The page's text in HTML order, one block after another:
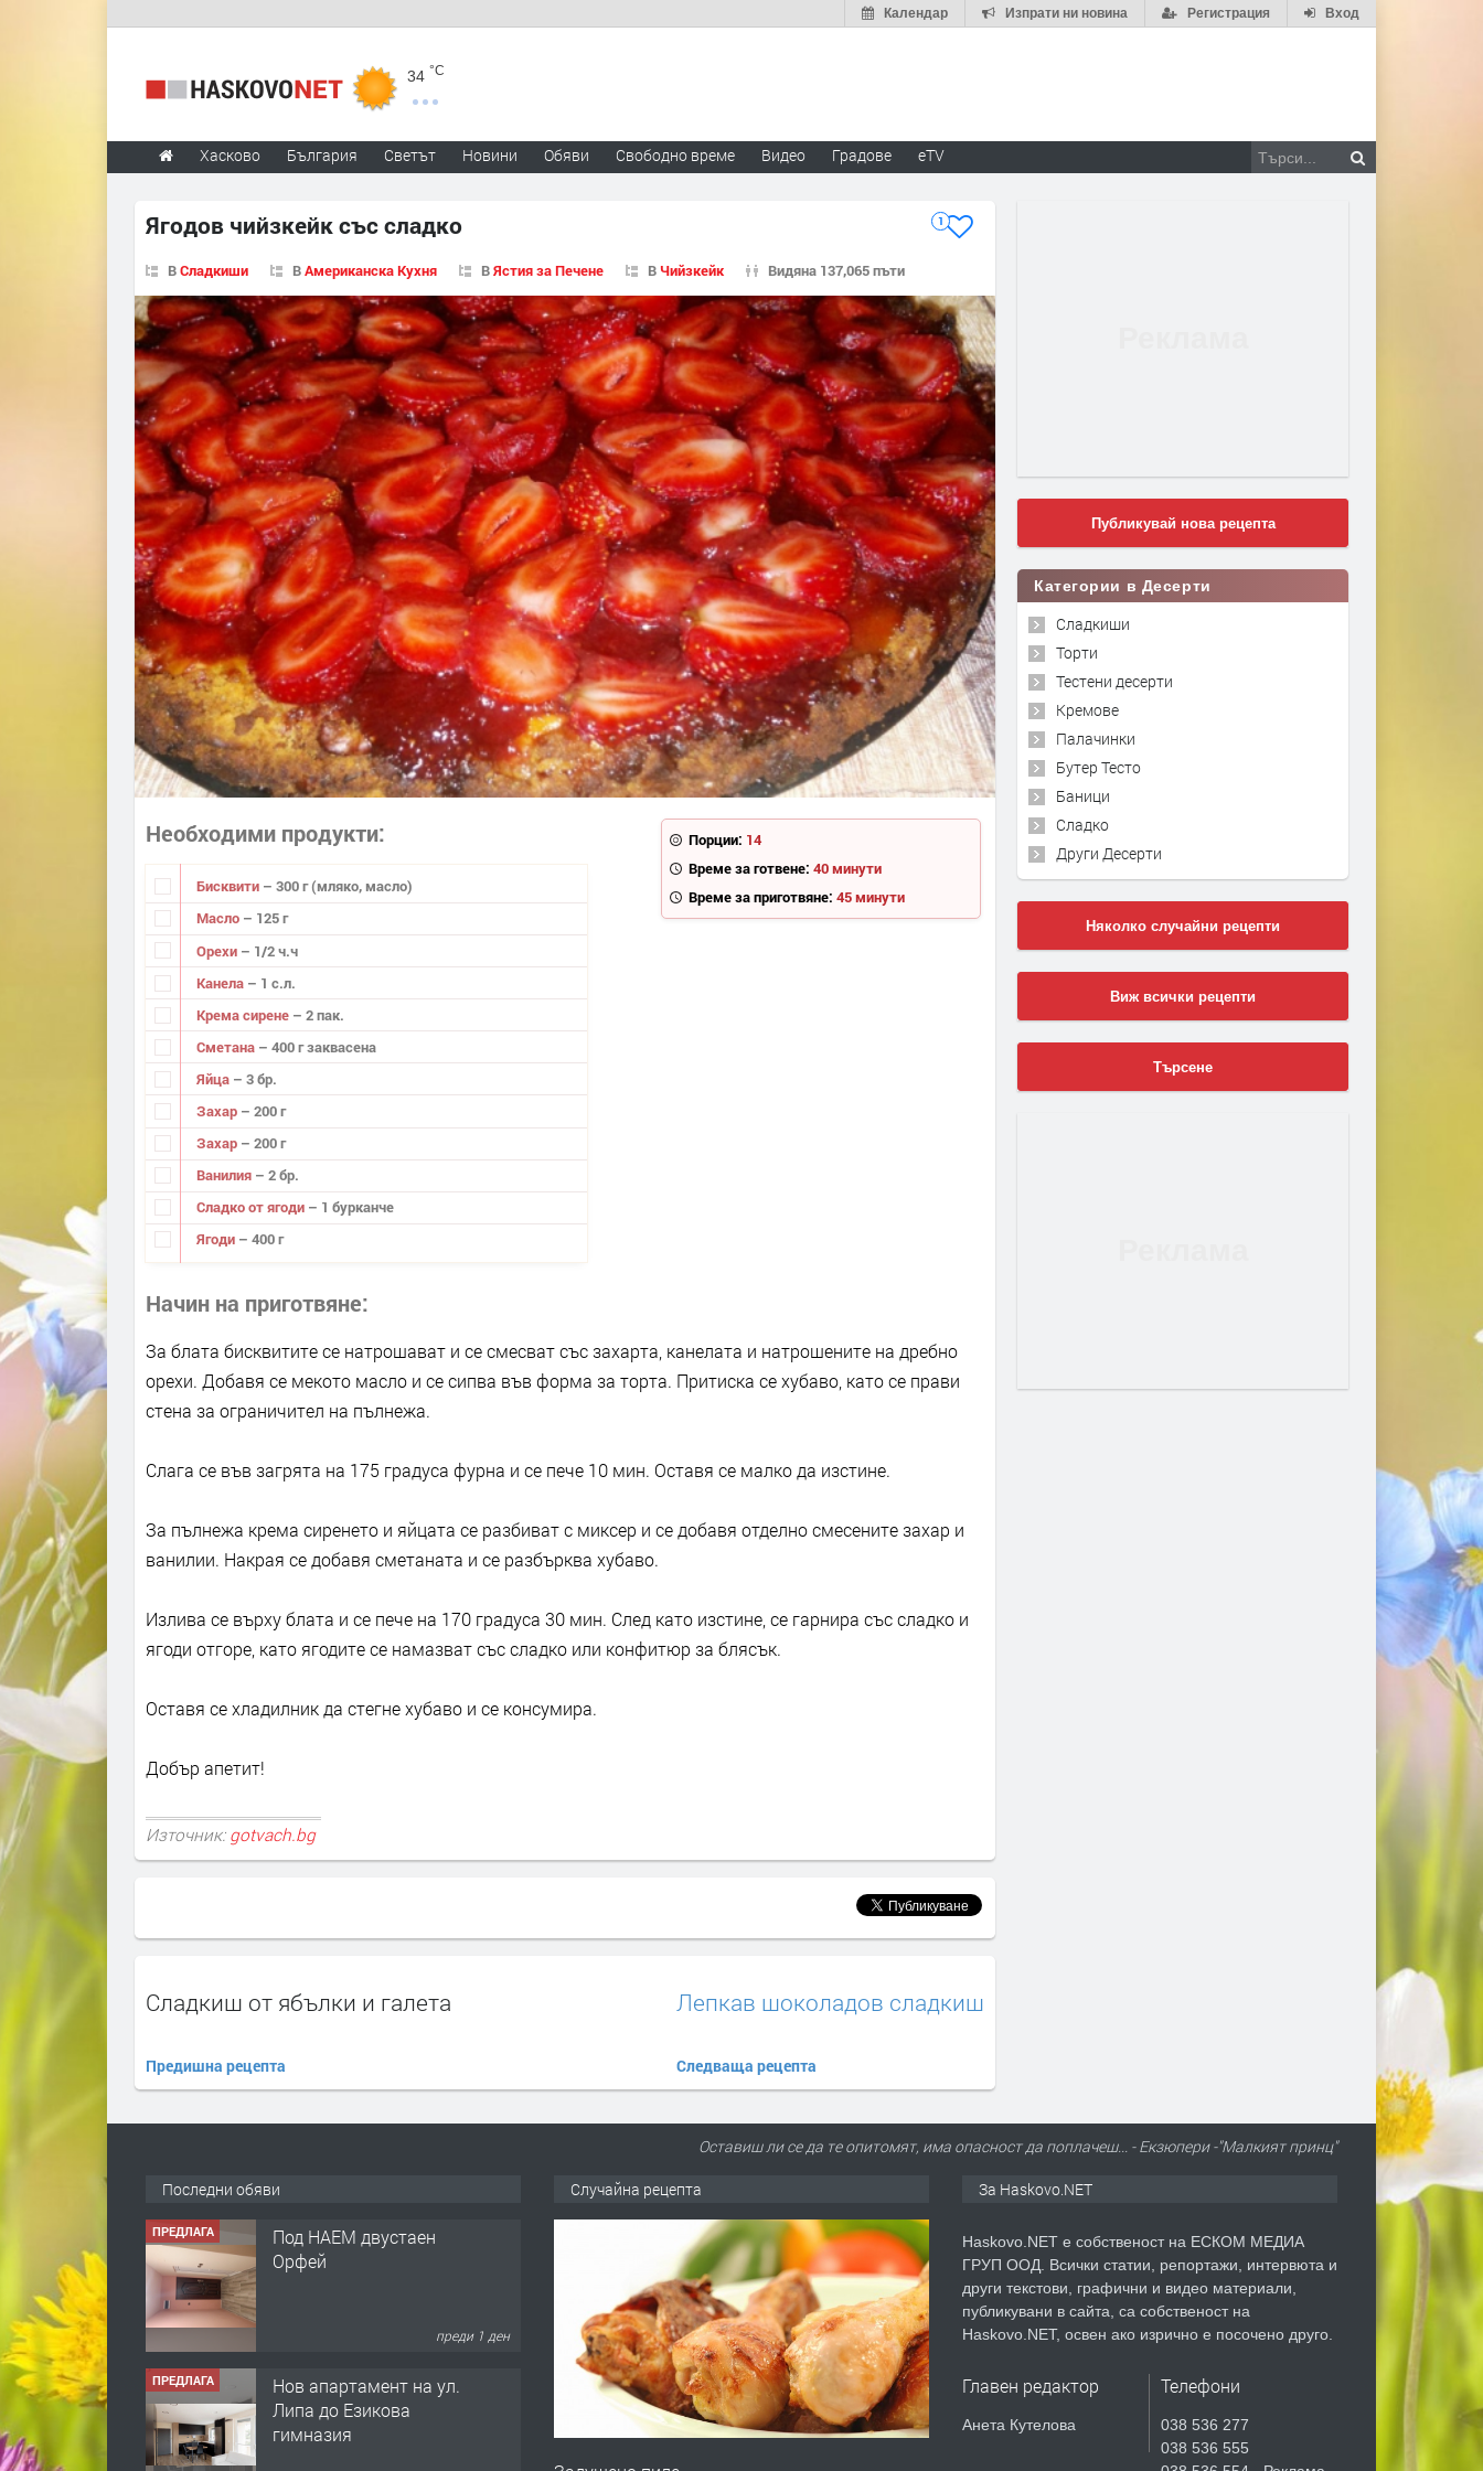
Вход
Регистрация
Изпрати ни новина
Календар
34 °C
Хасково България Светът Новини Обяви Свободно време Видео Градове eTV
Ягодов чийзкейк със сладко 1
ВСладкиши ВАмериканска Кухня ВЯстия за Печене ВЧийзкейк Видяна 137,065 пъти
Порции: 14
Време за готвене: 40 минути
Време за приготвяне: 45 минути
Необходими продукти
Бисквити – 300 г (мляко, масло)
Масло – 125 г
Орехи – 1/2 ч.ч
Канела – 1 с.л.
Крема сирене – 2 пак.
Сметана – 400 г заквасена
Яйца – 3 бр.
Захар – 200 г
Захар – 200 г
Ванилия – 2 бр.
Сладко от ягоди – 1 бурканче
Ягоди – 400 г
Начин на приготвяне
За блата бисквитите се натрошават и се смесват със захарта, канелата и натрошените на дребно
орехи. Добавя се мекото масло и се сипва във форма за торта. Притиска се хубаво, като се прави
стена за ограничител на пълнежа.
Слага се във загрята на 175 градуса фурна и се пече 10 мин. Оставя се малко да изстине.
За пълнежа крема сиренето и яйцата се разбиват с миксер и се добавя отделно смесените захар и
ванилии. Накрая се добавя сметаната и се разбърква хубаво.
Излива се върху блата и се пече на 170 градуса 30 мин. След като изстине, се гарнира със сладко и
ягоди отгоре, като ягодите се намазват със сладко или конфитюр за блясък.
Оставя се хладилник да стегне хубаво и се консумира.
Добър апетит!
Източник: gotvach.bg
Сладкиш от ябълки и галета
Предишна рецепта
Лепкав шоколадов сладкиш
Следваща рецепта
Публикувай нова рецепта
Категории в Десерти
Сладкиши
Торти
Тестени десерти
Кремове
Палачинки
Бутер Тесто
Баници
Сладко
Други Десерти
Няколко случайни рецепти
Виж всички рецепти
Търсене
Оставиш ли се да те опитомят, има опасност да поплачеш... - Екзюпери -"Малкият принц"
Последни обяви
Орфей
Липа до Езикова
гимназия
Случайна рецепта За Haskovo.NET
Haskovo.NET е собственост на ЕСКОМ МЕДИА
ГРУП ООД. Всички статии, репортажи, интервюта и
други текстови, графични и видео материали,
публикувани в сайта, са собственост на
Haskovo.NET, освен ако изрично е посочено друго.
Главен редактор
Анета Кутелова
Телефони
038 536 277
038 536 555